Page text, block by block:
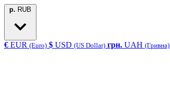
р. RUB
€ EUR (Euro) $ USD (US Dollar) грн. UAH (Гривна)